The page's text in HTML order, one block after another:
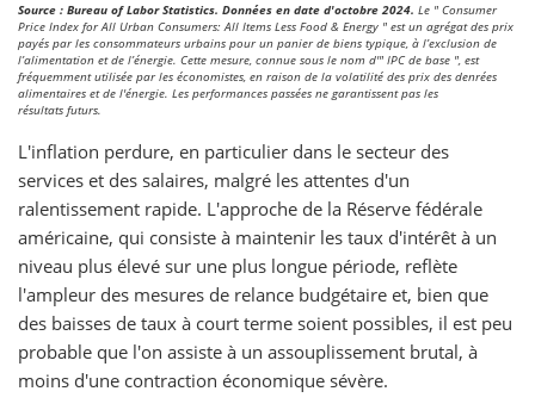
Source : Bureau of Labor Statistics. Données en date d'octobre 2024. Le " Consumer
Price Index for All Urban Consumers: All Items Less Food & Energy " est un agrégat des prix
payés par les consommateurs urbains pour un panier de biens typique, à l’exclusion de
l’alimentation et de l’énergie. Cette mesure, connue sous le nom d'" IPC de base ", est
fréquemment utilisée par les économistes, en raison de la volatilité des prix des denrées
alimentaires et de l'énergie. Les performances passées ne garantissent pas les
résultats futurs.
L'inflation perdure, en particulier dans le secteur des
services et des salaires, malgré les attentes d'un
ralentissement rapide. L'approche de la Réserve fédérale
américaine, qui consiste à maintenir les taux d'intérêt à un
niveau plus élevé sur une plus longue période, reflète
l'ampleur des mesures de relance budgétaire et, bien que
des baisses de taux à court terme soient possibles, il est peu
probable que l'on assiste à un assouplissement brutal, à
moins d'une contraction économique sévère.